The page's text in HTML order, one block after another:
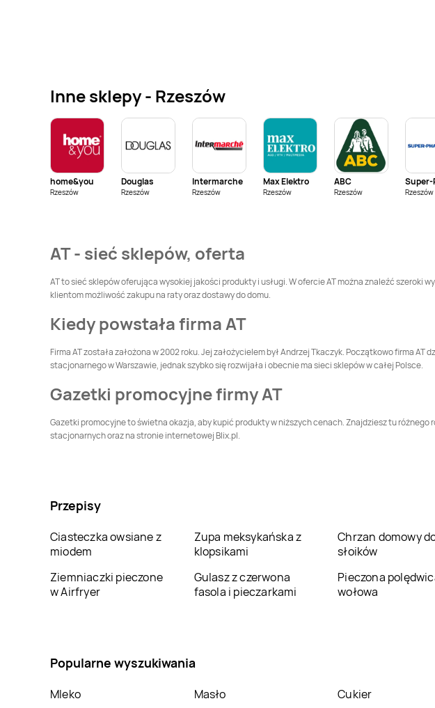
A-T Poznań A-TPułtusk
A-TStrzelce Opolskie A-TSzczecinek A-TTarnów
A-TWałcz A-TWarszawa A-T Włocławek
Inne sklepy - Rzeszów
home&you
Rzeszów
Douglas
Rzeszów
Intermarche
Rzeszów
Max Elektro
Rzeszów
ABC
Rzeszów Rzeszów
AT - sieć sklepów, oferta
AT to sieć sklepów oferująca wysokiej jakości produkty i usługi. W ofercie AT można znaleźć szeroki
klientom możliwość zakupu na raty oraz dostawy do domu.
Kiedy powstała firma AT
Firma AT została założona w 2002 roku. Jej założycielem był Andrzej Tkaczyk. Początkowo firma
stacjonarnego w Warszawie, jednak szybko się rozwijała i obecnie ma sieci sklepów w całej Polsce.
Gazetki promocyjne firmy AT
Gazetki promocyjne to świetna okazja, aby kupić produkty w niższych cenach. Znajdziesz tu
stacjonarnych oraz na stronie internetowej Blix.pl.
Przepisy
Ciasteczka owsiane z
miodem
Zupa meksykańska z
klopsikami
Chrzan domowy
słoików
Ziemniaczki pieczone
w Airfryer
Gulasz z czerwona
fasola i pieczarkami
Pieczona
wołowa
Popularne wyszukiwania
Mleko Masło Cukier